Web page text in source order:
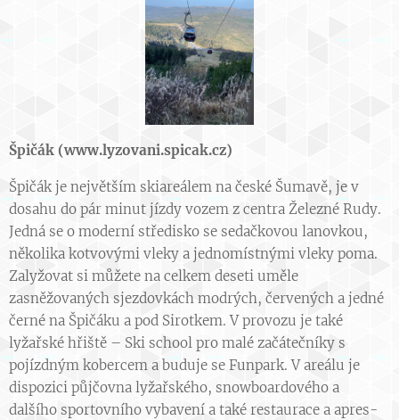
Špičák (www.lyzovani.spicak.cz)
Špičák je největším skiareálem na české Šumavě, je v
dosahu do pár minut jízdy vozem z centra Železné Rudy.
Jedná se o moderní středisko se sedačkovou lanovkou,
několika kotvovými vleky a jednomístnými vleky poma.
Zalyžovat si můžete na celkem deseti uměle
zasněžovaných sjezdovkách modrých, červených a jedné
černé na Špičáku a pod Sirotkem. V provozu je také
lyžařské hřiště – Ski school pro malé začátečníky s
pojízdným kobercem a buduje se Funpark. V areálu je
dispozici půjčovna lyžařského, snowboardového a
dalšího sportovního vybavení a také restaurace a apres-